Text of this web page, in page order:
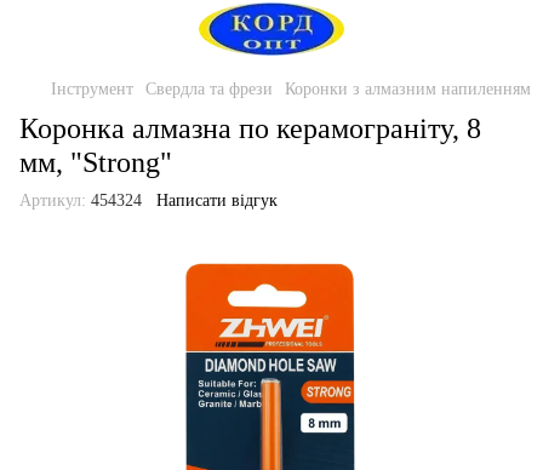
Інструмент Свердла та фрези Коронки з алмазним напиленням
Коронка алмазна по керамограніту, 8
мм, "Strong"
Артикул: 454324 Написати відгук